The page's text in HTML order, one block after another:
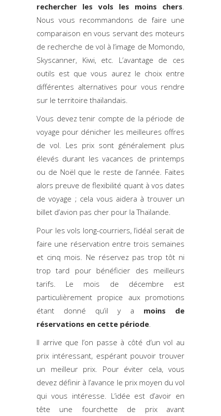
rechercher les vols les moins chers
Nous vous recommandons de faire une
comparaison en vous servant des moteurs
de recherche de vol à l’image de Momondo,
Skyscanner, Kiwi, etc. L’avantage de ces
outils est que vous aurez le choix entre
différentes alternatives pour vous rendre
sur le territoire thaïlandais.
Vous devez tenir compte de la période de
voyage pour dénicher les meilleures offres
de vol. Les prix sont généralement plus
élevés durant les vacances de printemps
ou de Noël que le reste de l’année. Faites
alors preuve de flexibilité quant à vos dates
de voyage ; cela vous aidera à trouver un
billet d’avion pas cher pour la Thaïlande.
Pour les vols long-courriers, l’idéal serait de
faire une réservation entre trois semaines
et cinq mois. Ne réservez pas trop tôt ni
trop tard pour bénéficier des meilleurs
tarifs. Le mois de décembre est
particulièrement propice aux promotions
étant donné qu’il y a moins de
réservations en cette période
Il arrive que l’on passe à côté d’un vol au
prix intéressant, espérant pouvoir trouver
un meilleur prix. Pour éviter cela, vous
devez définir à l’avance le prix moyen du vol
qui vous intéresse. L’idée est d’avoir en
tête une fourchette de prix avant